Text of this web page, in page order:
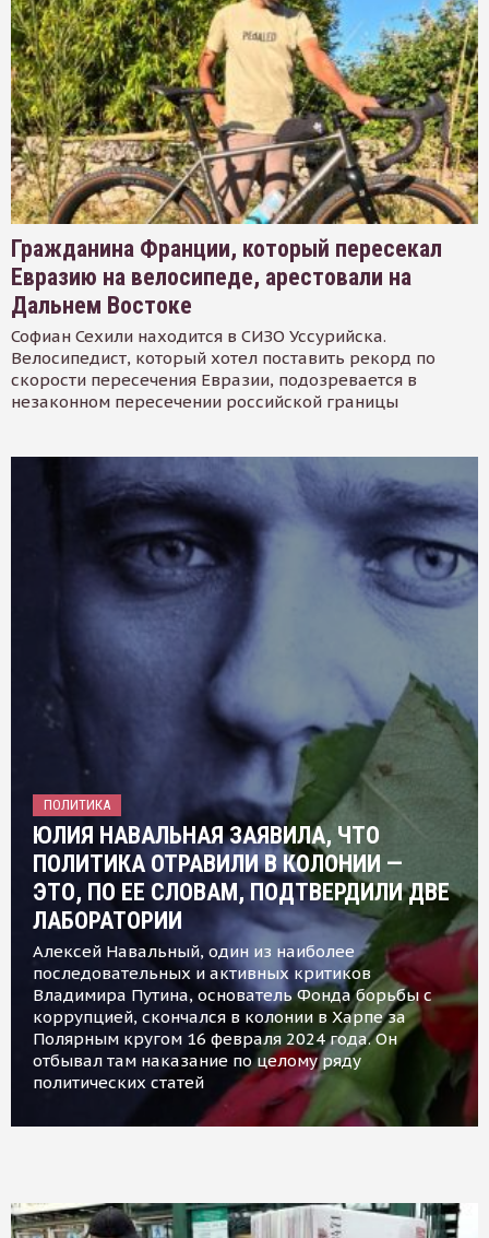
Гражданина Франции, который пересекал
Евразию на велосипеде, арестовали на
Дальнем Востоке
Софиан Сехили находится в СИЗО Уссурийска.
Велосипедист, который хотел поставить рекорд по
скорости пересечения Евразии, подозревается в
незаконном пересечении российской границы
ПОЛИТИКА
ЮЛИЯ НАВАЛЬНАЯ ЗАЯВИЛА, ЧТО
ПОЛИТИКА ОТРАВИЛИ В КОЛОНИИ —
ЭТО, ПО ЕЕ СЛОВАМ, ПОДТВЕРДИЛИ ДВЕ
ЛАБОРАТОРИИ
Алексей Навальный, один из наиболее
последовательных и активных критиков
Владимира Путина, основатель Фонда борьбы с
коррупцией, скончался в колонии в Харпе за
Полярным кругом 16 февраля 2024 года. Он
отбывал там наказание по целому ряду
политических статей